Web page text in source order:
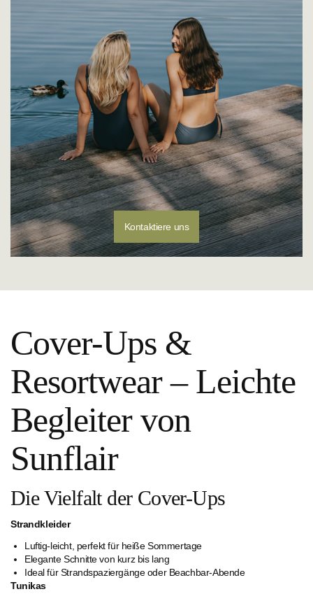
Kontaktiere uns
Cover-Ups &
Resortwear – Leichte
Begleiter von
Sunflair
Die Vielfalt der Cover-Ups
Strandkleider
Luftig-leicht, perfekt für heiße Sommertage
Elegante Schnitte von kurz bis lang
Ideal für Strandspaziergänge oder Beachbar-Abende
Tunikas